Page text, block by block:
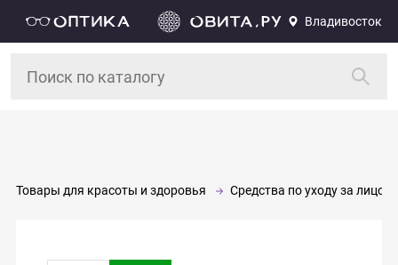
Владивосток
Товары для красоты и здоровья Средства по уходу за лицом